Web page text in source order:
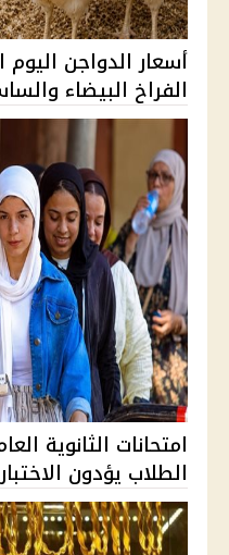
الفراخ البيضاء
الطلاب يؤدون